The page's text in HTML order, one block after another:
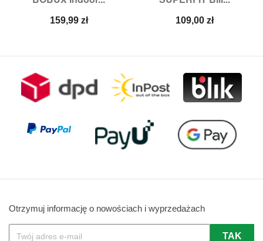
Cena
159,99 zł Cena
109,00 zł
Otrzymuj informację o nowościach i wyprzedażach